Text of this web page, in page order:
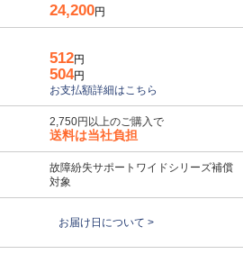
24,200円
512円
504円
お支払額詳細はこちら
2,750円以上のご購入で
送料は当社負担
故障紛失サポートワイドシリーズ補償
対象
お届け日について >